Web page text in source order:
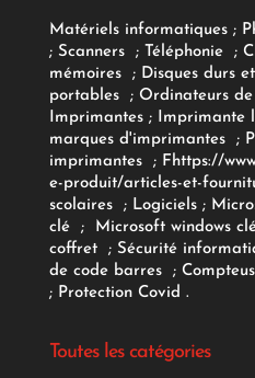
Matériels informatiques;
; Scanners ; Téléphonie ;
mémoires
; Disques durs
portables
; Ordinateurs
Imprimantes;Imprimante
marques d'imprimantes
;
imprimantes
; F https://
e-produit/articles-et-
scolaires; Logiciels ;
clé
; Microsoft windows
coffret ; Sécurité
de code barres
;
; Protection Covid .
Toutes les catégories